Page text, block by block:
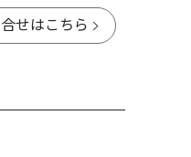
せはこちら